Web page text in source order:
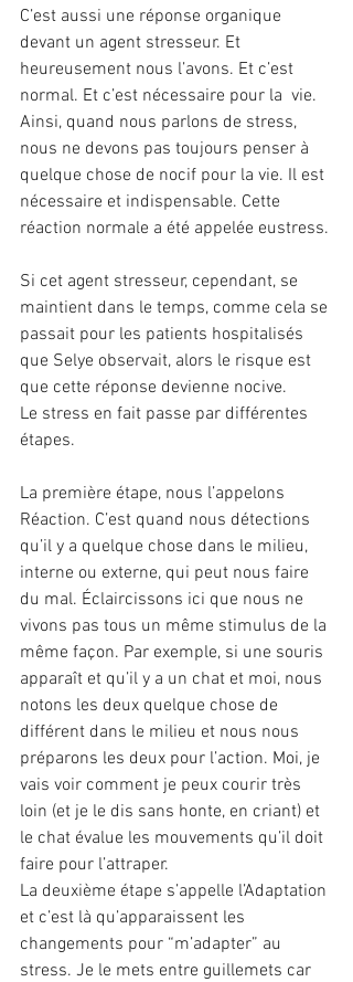
C’est aussi une réponse organique
devant un agent stresseur. Et
heureusement nous l’avons. Et c’est
normal. Et c’est nécessaire pour la  vie.
Ainsi, quand nous parlons de stress,
nous ne devons pas toujours penser à
quelque chose de nocif pour la vie. Il est
nécessaire et indispensable. Cette
réaction normale a été appelée eustress.
Si cet agent stresseur, cependant, se
maintient dans le temps, comme cela se
passait pour les patients hospitalisés
que Selye observait, alors le risque est
que cette réponse devienne nocive.
Le stress en fait passe par différentes
étapes.
La première étape, nous l’appelons
Réaction. C’est quand nous détections
qu’il y a quelque chose dans le milieu,
interne ou externe, qui peut nous faire
du mal. Éclaircissons ici que nous ne
vivons pas tous un même stimulus de la
même façon. Par exemple, si une souris
apparaît et qu’il y a un chat et moi, nous
notons les deux quelque chose de
différent dans le milieu et nous nous
préparons les deux pour l’action. Moi, je
vais voir comment je peux courir très
loin (et je le dis sans honte, en criant) et
le chat évalue les mouvements qu’il doit
faire pour l’attraper.
La deuxième étape s’appelle l’Adaptation
et c’est là qu’apparaissent les
changements pour “m’adapter” au
stress. Je le mets entre guillemets car